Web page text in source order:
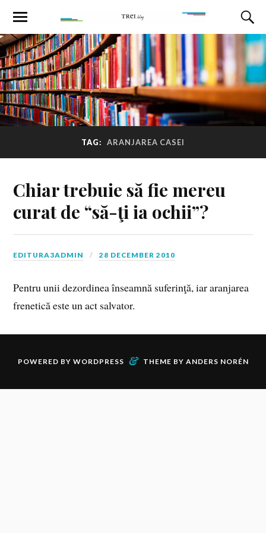
TAG: ARANJAREA CASEI
Chiar trebuie să fie mereu
curat de “să-ţi ia ochii”?
EDITURA3ADMIN 28 DECEMBER 2010
Pentru unii dezordinea înseamnă suferinţă, iar aranjarea
frenetică este un act salvator.
POWERED BY WORDPRESS & THEME BY ANDERS NORÉN